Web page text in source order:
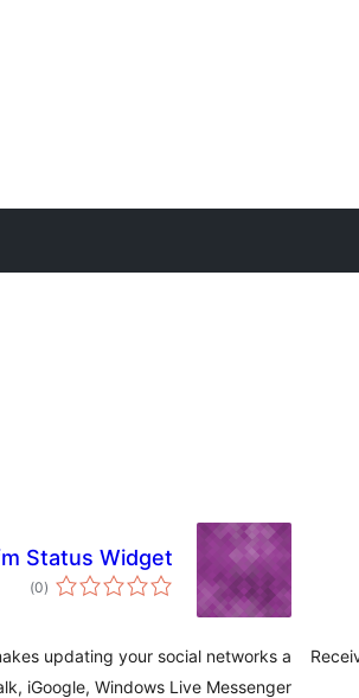
Status Widget
(0 دەرىجە
)
updating your social networks a
iGoogle, Windows Live Messenger …